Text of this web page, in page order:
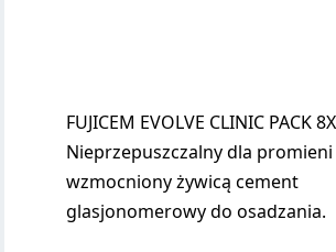
FUJICEM EVOLVE CLINIC PACK
Nieprzepuszczalny dla promieni
wzmocniony żywicą cement
glasjonomerowy do osadzania.